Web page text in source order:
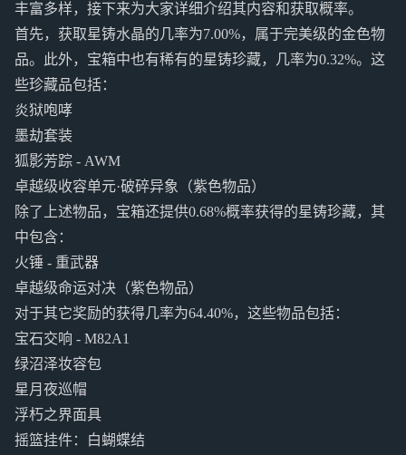
丰富多样，接下来为大家详细介绍其内容和获取概率。
首先，获取星铸水晶的几率为7.00%，属于完美级的金色物
品。此外，宝箱中也有稀有的星铸珍藏，几率为0.32%。这
些珍藏品包括：
炎狱咆哮
墨劫套装
狐影芳踪 - AWM
卓越级收容单元·破碎异象（紫色物品）
除了上述物品，宝箱还提供0.68%概率获得的星铸珍藏，其
中包含：
火锤 - 重武器
卓越级命运对决（紫色物品）
对于其它奖励的获得几率为64.40%，这些物品包括：
宝石交响 - M82A1
绿沼泽妆容包
星月夜巡帽
浮朽之界面具
摇篮挂件：白蝴蝶结